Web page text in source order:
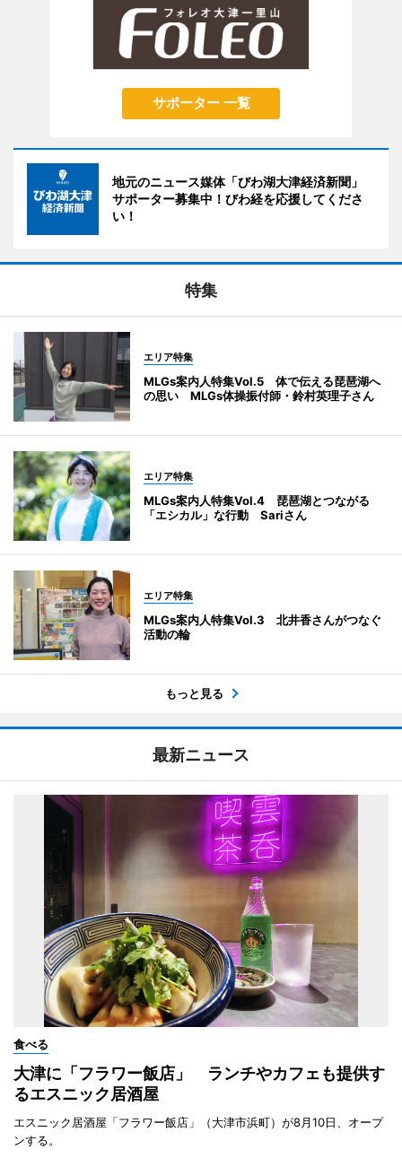
サポーター 一覧
地元のニュース媒体「びわ湖大津経済新聞」
サポーター募集中！びわ経を応援してくださ
い！
特集
エリア特集
MLGs案内人特集Vol.5 体で伝える琵琶湖へ
の思い MLGs体操振付師・鈴村英理子さん
エリア特集
MLGs案内人特集Vol.4 琵琶湖とつながる
「エシカル」な行動 Sariさん
エリア特集
MLGs案内人特集Vol.3 北井香さんがつなぐ
活動の輪
もっと見る
最新ニュース
食べる
大津に「フラワー飯店」 ランチやカフェも提供す
るエスニック居酒屋
エスニック居酒屋「フラワー飯店」（大津市浜町）が8月10日、オープ
ンする。